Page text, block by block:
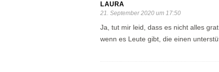
LAURA
21. September 2020 um 17:50
Ja, tut mir leid, dass es nicht alles
wenn es Leute gibt, die einen